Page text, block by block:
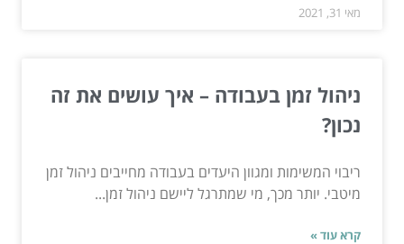
מאי 31, 2021
ניהול זמן בעבודה – איך עושים את זה
נכון?
ריבוי המשימות ומגוון היעדים בעבודה מחייבים ניהול זמן
מיטבי. יותר מכך, מי שמתרגל ליישם ניהול זמן...
קרא עוד »